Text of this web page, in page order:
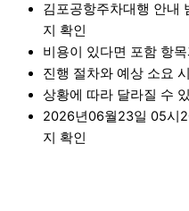
김포공항주차대행 안내
지 확인
비용이 있다면 포함 항
진행 절차와 예상 소요
상황에 따라 달라질 수
2026년06월23일 05시
지 확인